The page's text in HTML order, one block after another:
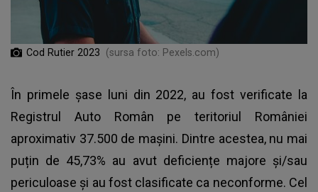
Cod Rutier 2023 (sursa foto: Pexels.com)
În primele șase luni din 2022, au fost verificate la
Registrul Auto Român pe teritoriul României
aproximativ 37.500 de mașini. Dintre acestea, nu mai
puțin de 45,73% au avut deficiențe majore și/sau
periculoase și au fost clasificate ca neconforme. Cel